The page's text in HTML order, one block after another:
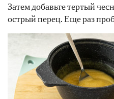
Затем добавьте тертый
острый перец. Еще раз